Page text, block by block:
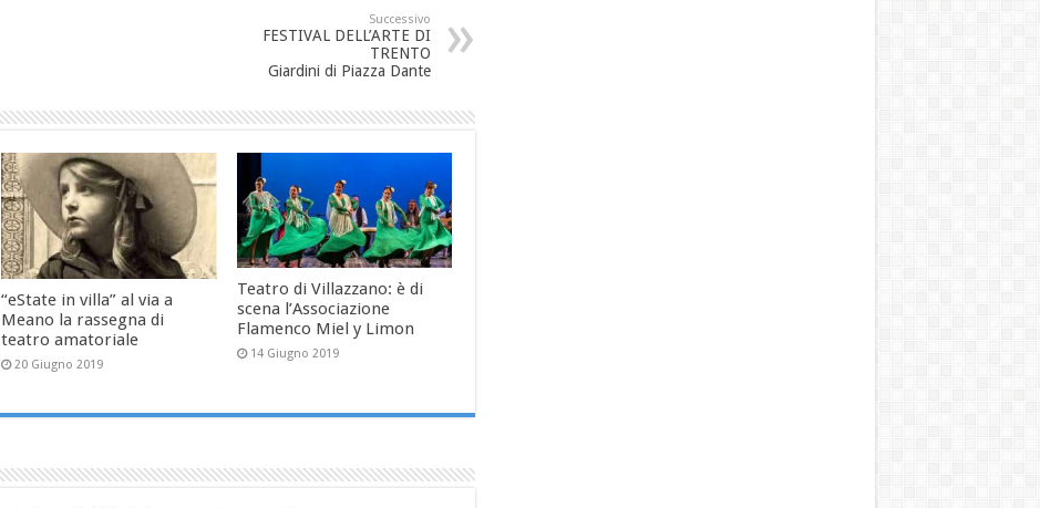
Successivo
FESTIVAL DELL’ARTE DI
TRENTO
Giardini di Piazza Dante
“eState in villa” al via a
Meano la rassegna di
teatro amatoriale
20 Giugno 2019
Teatro di Villazzano: è di
scena l’Associazione
Flamenco Miel y Limon
14 Giugno 2019